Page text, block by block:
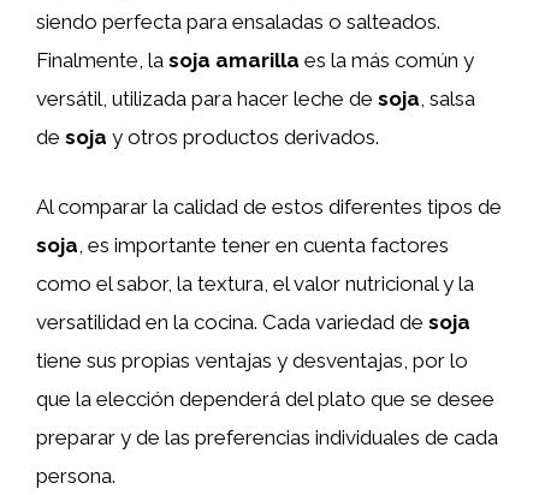
siendo perfecta para ensaladas o salteados.
Finalmente, la soja amarilla es la más común y
versátil, utilizada para hacer leche de soja, salsa
de soja y otros productos derivados.
Al comparar la calidad de estos diferentes tipos de
soja , es importante tener en cuenta factores
como el sabor, la textura, el valor nutricional y la
versatilidad en la cocina. Cada variedad de soja
tiene sus propias ventajas y desventajas, por lo
que la elección dependerá del plato que se desee
preparar y de las preferencias individuales de cada
persona.